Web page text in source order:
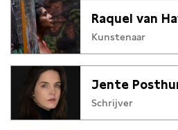
Raquel van
Kunstenaar
Jente
Schrijver